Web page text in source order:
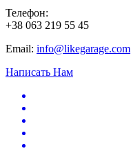
Телефон:
+38 063 219 55 45
Email: info@likegarage.com
Написать Нам